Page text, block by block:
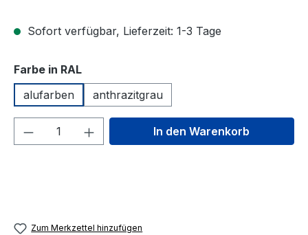
Sofort verfügbar, Lieferzeit: 1-3 Tage
Farbe in RALauswählen
alufarben
anthrazitgrau
Produkt Anzahl: Gib denIn den Warenkorb
Zum Merkzettel hinzufügen